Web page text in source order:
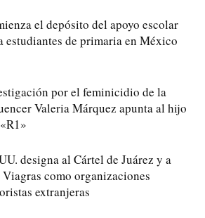
el depósito del apoyo escolar
estudiantes de primaria en México
por el feminicidio de la
Valeria Márquez apunta al hijo
designa al Cártel de Juárez y a
como organizaciones
extranjeras